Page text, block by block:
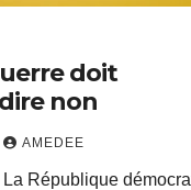
doit
non
AMEDEE
République